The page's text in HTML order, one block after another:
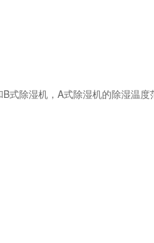
除湿机，A式除湿机的除湿温度